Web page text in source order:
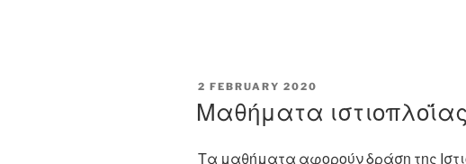
POSTED
2 FEBRUARY 2020
Μαθήματα ιστιοπλοΐας
Τα μαθήματα αφορούν δράση της